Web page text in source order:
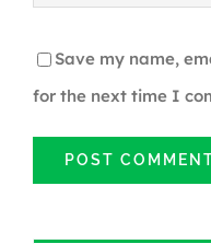
Save my name,
for the next time I